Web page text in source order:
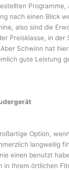
Programme,
nach einen Blick
also sind die
Preisklasse, in der
Schwinn hat
gute Leistung
Option,
langweilig
einen benutzt
in Ihrem örtlichen